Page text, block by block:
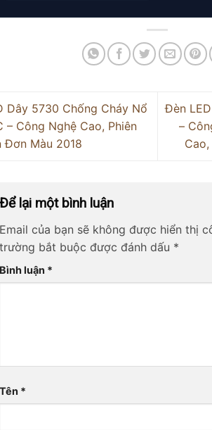
Dây 5730 Chống Cháy Nổ
– Công Nghệ Cao, Phiên
Đơn Màu 2018
Đèn
–
Để lại một bình luận
Email của bạn sẽ không được hiển thị
trường bắt buộc được đánh dấu *
Bình luận *
Tên *